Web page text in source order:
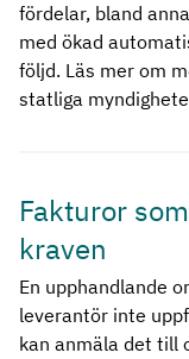
fördelar, bland
med ökad
följd. Läs mer om
statliga
Fakturor
kraven
En upphandlande
leverantör inte
kan anmäla det till